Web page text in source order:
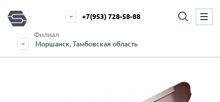
Филиал
Моршанск, Тамбовская область
+7(953) 728-58-88